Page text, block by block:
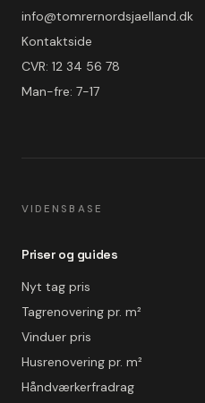
info@tomrernordsjaelland.dk
Kontaktside
CVR: 12 34 56 78
Man-fre: 7-17
VIDENSBASE
Priser og guides
Nyt tag pris
Tagrenovering pr. m²
Vinduer pris
Husrenovering pr. m²
Håndværkerfradrag